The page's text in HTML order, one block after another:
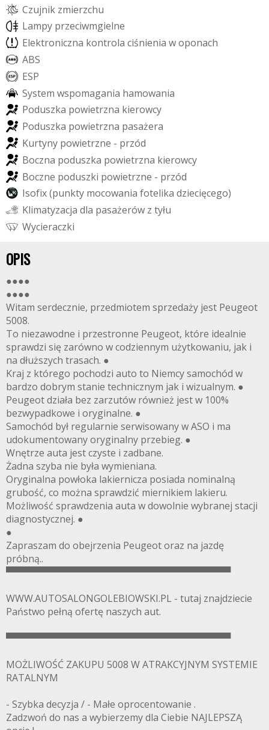
Czujnik zmierzchu
Lampy przeciwmgielne
Elektroniczna kontrola ciśnienia woponach
ABS
ESP
System wspomagania hamowania
Poduszka powietrzna kierowcy
Poduszka powietrzna pasażera
Kurtyny powietrzne - przód
Boczna poduszka powietrzna kierowcy
Boczne poduszki powietrzne - przód
Isofix(punkty mocowania fotelika dziecięcego)
Klimatyzacja dla pasażerów z tyłu
Wycieraczki
OPIS
●●●●
●●●●
Witam serdecznie, przedmiotem sprzedaży jest Peugeot
5008.
To niezawodne i przestronne Peugeot, które idealnie
sprawdzi się zarówno w codziennym użytkowaniu, jak i
na dłuższych trasach. ●
Kraj z którego pochodzi auto to Niemcy samochód w
bardzo dobrym stanie technicznym jak i wizualnym. ●
Peugeot działa bez zarzutów również jest w 100%
bezwypadkowe i oryginalne. ●
Samochód był regularnie serwisowany w ASO i ma
udokumentowany oryginalny przebieg. ●
Wnętrze auta jest czyste i zadbane.
Żadna szyba nie była wymieniana.
Oryginalna powłoka lakiernicza posiada nominalną
grubość, co można sprawdzić miernikiem lakieru.
Możliwość sprawdzenia auta w dowolnie wybranej stacji
diagnostycznej. ●
●
Zapraszam do obejrzenia Peugeot oraz na jazdę
próbną..
▀▀▀▀▀▀▀▀▀▀▀▀▀▀▀▀▀▀▀▀▀▀▀▀▀▀▀▀▀▀▀▀▀▀
WWW.AUTOSALONGOLEBIOWSKI.PL - tutaj znajdziecie
Państwo pełną ofertę naszych aut.
▀▀▀▀▀▀▀▀▀▀▀▀▀▀▀▀▀▀▀▀▀▀▀▀▀▀▀▀▀▀▀▀▀▀
MOŻLIWOŚĆ ZAKUPU 5008 W ATRAKCYJNYM SYSTEMIE
RATALNYM
- Szybka decyzja / - Małe oprocentowanie .
Zadzwoń do nas a wybierzemy dla Ciebie NAJLEPSZĄ